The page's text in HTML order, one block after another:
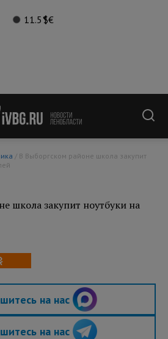
11.5°$€
школа закупит ноутбуки на
на нас
на нас